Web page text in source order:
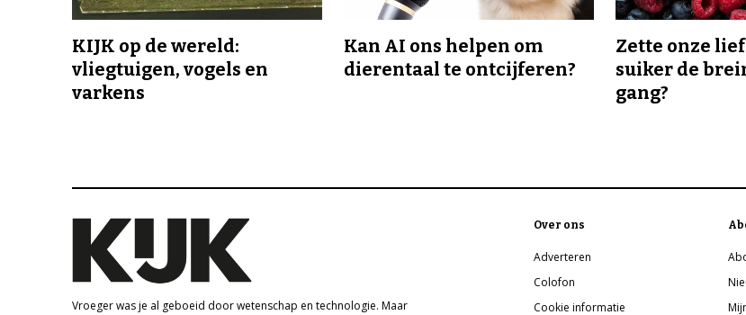
KIJK op de wereld:
vliegtuigen, vogels en
varkens
Kan AI ons helpen om
dierentaal te ontcijferen?
Zette onze
suiker de
gang?
Vroeger was je al geboeid door wetenschap en technologie. Maar
Over ons
Adverteren
Colofon
Cookie informatie